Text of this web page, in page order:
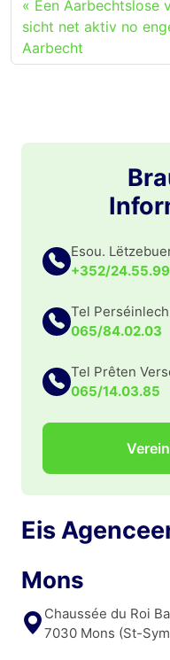
Een Aarbechtslose
sicht net aktiv no
Aarbecht
Esou.
+352/
Tel
065/84.02.03
Tel Prêten
065/14.03.85
Eis
Mons
Chaussée du Roi
7030 Mons (St-